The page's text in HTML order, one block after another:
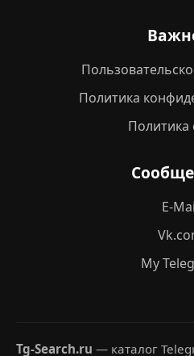
Политика
Политика
E-
My
Tg-Search.ru — каталог